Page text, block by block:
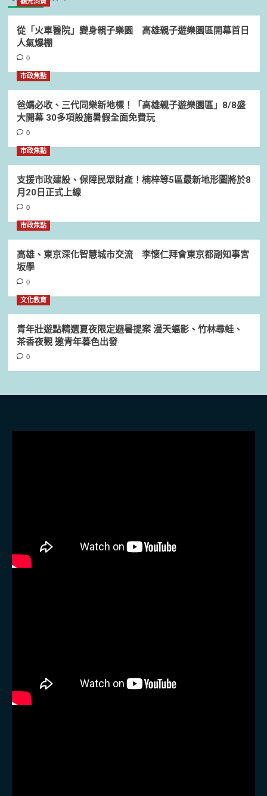
從「火車醫院」變身親子樂園 高雄親子遊樂園區開幕首日
人氣爆棚
0
市政焦點
爸媽必收、三代同樂新地標！「高雄親子遊樂園區」8/8盛
大開幕 30多項設施暑假全面免費玩
0
市政焦點
支援市政建設、保障民眾財產！楠梓等5區最新地形圖將於8
月20日正式上線
0
市政焦點
高雄、東京深化智慧城市交流 李懷仁拜會東京都副知事宮
坂學
0
文化教育
青年壯遊點精選夏夜限定避暑提案 漫天蝠影、竹林尋蛙、
茶香夜觀 邀青年暮色出發
0